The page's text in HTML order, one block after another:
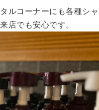
ルコーナーにも各種シ
店でも安心です。